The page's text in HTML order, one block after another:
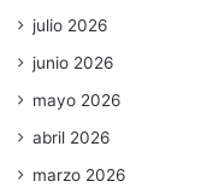
julio 2026
junio 2026
mayo 2026
abril 2026
marzo 2026